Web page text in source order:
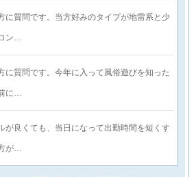
に質問です。当方好みのタイプが地雷系と少
ン…
に質問です。今年に入って風俗遊びを知った
に…
が良くても、当日になって出勤時間を短くす
が…